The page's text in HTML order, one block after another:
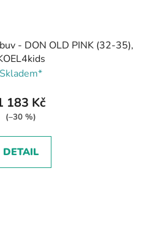
- DON OLD PINK (32-35),
Skladem*
183 Kč
(–30 %)
DETAIL